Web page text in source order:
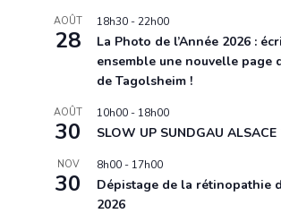
AOÛT
28
18h30 -22h00
La Photo de l’Année 2026 :
ensemble une nouvelle page
de Tagolsheim !
AOÛT
30
10h00 - 18h00
SLOW UP SUNDGAU ALSACE
NOV
30
8h00 - 17h00
Dépistage de la rétinopathie
2026